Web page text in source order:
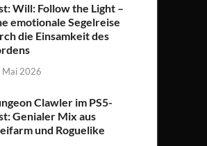
Will: Follow the Light –
emotionale Segelreise
die Einsamkeit des
Mai 2026
Clawler im PS5-
Genialer Mix aus
und Roguelike